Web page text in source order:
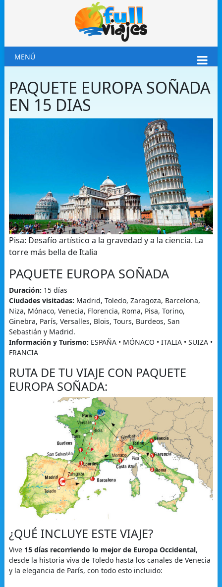
MENÚ
PAQUETE EUROPA SOÑADA
EN 15 DIAS
Pisa: Desafío artístico a la gravedad y a la ciencia. La
torre más bella de Italia
PAQUETE EUROPA SOÑADA
Duración: 15 días
Ciudades visitadas: Madrid, Toledo, Zaragoza, Barcelona,
Niza, Mónaco, Venecia, Florencia, Roma, Pisa, Torino,
Ginebra, París, Versalles, Blois, Tours, Burdeos, San
Sebastián y Madrid.
Información y Turismo: ESPAÑA • MÓNACO • ITALIA • SUIZA •
FRANCIA
RUTA DE TU VIAJE CON PAQUETE
EUROPA SOÑADA:
¿QUÉ INCLUYE ESTE VIAJE?
Vive 15 días recorriendo lo mejor de Europa Occidental,
desde la historia viva de Toledo hasta los canales de Venecia
y la elegancia de París, con todo esto incluido: